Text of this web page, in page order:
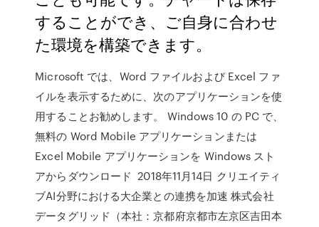
することができ、ご自身に合わせ
た環境を構築できます。
Microsoft では、Word ファイルおよび Excel ファ
イルを表示するために、次のアプリケーションを使
用することお勧めします。 Windows 10 の PC で、
無料の Word Mobile アプリケーションまたは
Excel Mobile アプリケーションを Windows スト
アからダウンロード 2018年11月14日 クリエイティ
ブAI分野における大企業との連携を加速 株式会社
データグリッド（本社：京都府京都市左京区吉田本